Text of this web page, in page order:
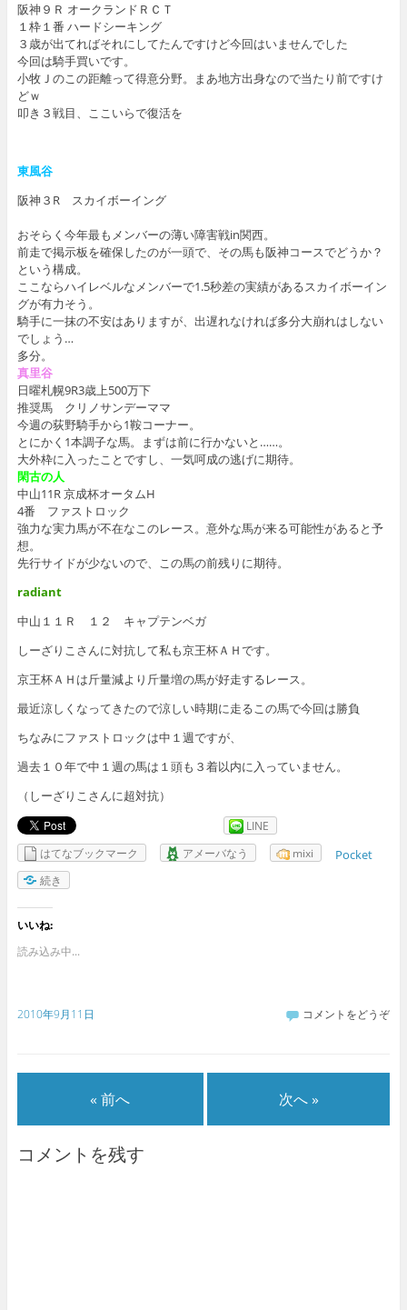
阪神９Ｒ オークランドＲＣＴ
１枠１番 ハードシーキング
３歳が出てればそれにしてたんですけど今回はいませんでした
今回は騎手買いです。
小牧Ｊのこの距離って得意分野。まあ地方出身なので当たり前ですけ
どｗ
叩き３戦目、ここいらで復活を
東風谷
阪神３R スカイボーイング
おそらく今年最もメンバーの薄い障害戦in関西。
前走で掲示板を確保したのが一頭で、その馬も阪神コースでどうか？
という構成。
ここならハイレベルなメンバーで1.5秒差の実績があるスカイボーイン
グが有力そう。
騎手に一抹の不安はありますが、出遅れなければ多分大崩れはしない
でしょう…
多分。
真里谷
日曜札幌9R3歳上500万下
推奨馬 クリノサンデーママ
今週の荻野騎手から1鞍コーナー。
とにかく1本調子な馬。まずは前に行かないと……。
大外枠に入ったことですし、一気呵成の逃げに期待。
閑古の人
中山11R 京成杯オータムH
4番 ファストロック
強力な実力馬が不在なこのレース。意外な馬が来る可能性があると予
想。
先行サイドが少ないので、この馬の前残りに期待。
radiant
中山１１Ｒ １２ キャプテンベガ
しーざりこさんに対抗して私も京王杯ＡＨです。
京王杯ＡＨは斤量減より斤量増の馬が好走するレース。
最近涼しくなってきたので涼しい時期に走るこの馬で今回は勝負
ちなみにファストロックは中１週ですが、
過去１０年で中１週の馬は１頭も３着以内に入っていません。
（しーざりこさんに超対抗）
LINE
はてなブックマーク
アメーバなう mixi Pocket
続き
いいね:
読み込み中...
2010年9月11日 コメントをどうぞ
« 前へ 次へ »
コメントを残す